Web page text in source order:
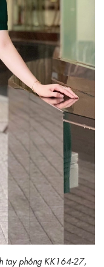
tay phồng KK164-27,